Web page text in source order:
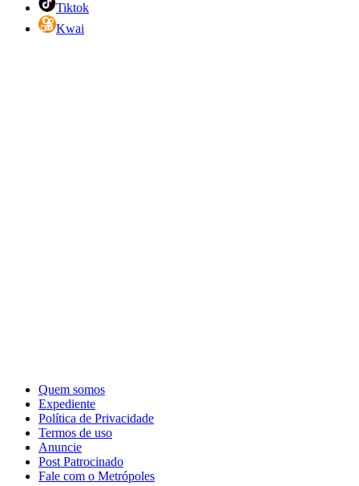
Tiktok
Kwai
Quem somos
Expediente
Política de Privacidade
Termos de uso
Anuncie
Post Patrocinado
Fale com o Metrópoles